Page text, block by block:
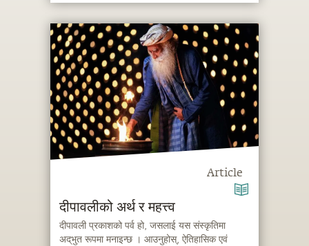
Article
दीपावलीको अर्थ र महत्त्व
दीपावली प्रकाशको पर्व हो, जसलाई यस संस्कृतिमा
अद्‌भुत रूपमा मनाइन्छ । आउनुहोस्, ऐतिहासिक एवं